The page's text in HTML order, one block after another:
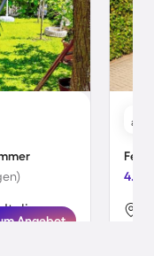
Italien
Angebot
ab
4.2